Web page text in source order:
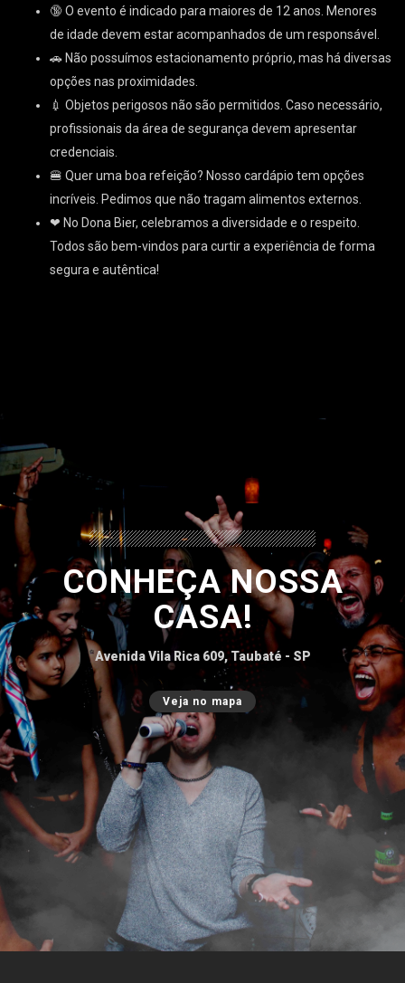
🔞 O evento é indicado para maiores de 12 anos. Menores
de idade devem estar acompanhados de um responsável.
🚗 Não possuímos estacionamento próprio, mas há diversas
opções nas proximidades.
💉 Objetos perigosos não são permitidos. Caso necessário,
profissionais da área de segurança devem apresentar
credenciais.
🍔 Quer uma boa refeição? Nosso cardápio tem opções
incríveis. Pedimos que não tragam alimentos externos.
❤ No Dona Bier, celebramos a diversidade e o respeito.
Todos são bem-vindos para curtir a experiência de forma
segura e autêntica!
CONHEÇA NOSSA
CASA!
Avenida Vila Rica 609, Taubaté - SP
Veja no mapa